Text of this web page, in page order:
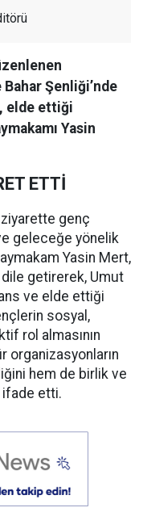
Şenliği’nde
elde ettiği
Yasin
ETTİ
genç
geleceğe yönelik
Yasin Mert,
getirerek, Umut
ve elde ettiği
sosyal,
rol almasının
organizasyonların
hem de birlik ve
ifade etti.